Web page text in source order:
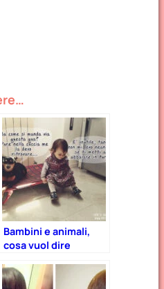
Bambini e animali,
cosa vuol dire
pet”